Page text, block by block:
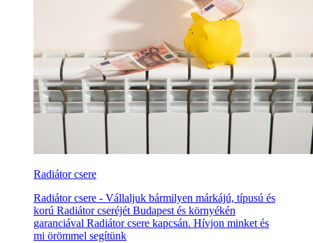
Radiátor csere
Radiátor csere - Vállaljuk bármilyen márkájú, típusú és
korú Radiátor cseréjét Budapest és környékén
garanciával Radiátor csere kapcsán. Hívjon minket és
mi örömmel segítünk